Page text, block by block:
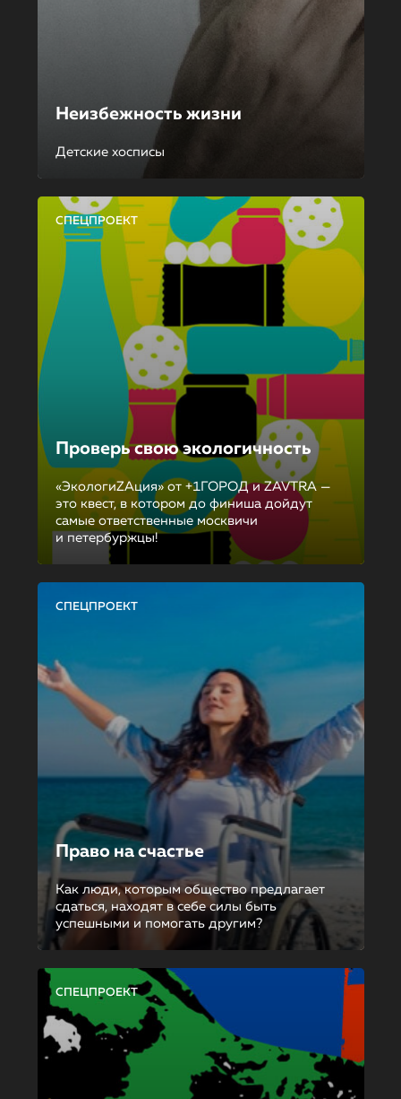
Неизбежность жизни
Детские хосписы
СПЕЦПРОЕКТ
Проверь свою экологичность
«ЭкологиZAция» от +1ГОРОД и ZAVTRA —
это квест, в котором до финиша дойдут
самые ответственные москвичи
и петербуржцы!
СПЕЦПРОЕКТ
Право на счастье
Как люди, которым общество предлагает
сдаться, находят в себе силы быть
успешными и помогать другим?
СПЕЦПРОЕКТ